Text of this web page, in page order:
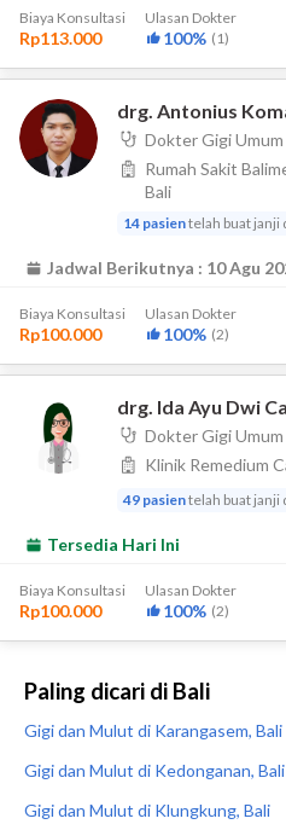
Paling dicari di Bali
Gigi dan Mulut di Karangasem, Bali
Gigi dan Mulut di Kedonganan, Bali
Gigi dan Mulut di Klungkung, Bali